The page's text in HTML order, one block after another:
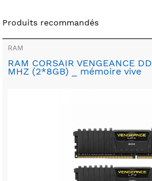
Produits recommandés
RAM
RAM CORSAIR VENGEANCE
MHZ (2*8GB) _ mémoire vive